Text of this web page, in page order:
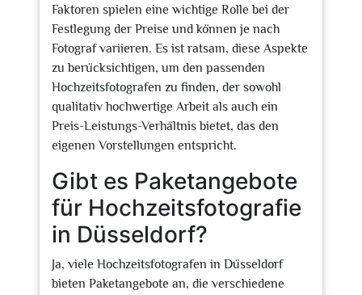
Faktoren spielen eine wichtige Rolle bei der
Festlegung der Preise und können je nach
Fotograf variieren. Es ist ratsam, diese Aspekte
zu berücksichtigen, um den passenden
Hochzeitsfotografen zu finden, der sowohl
qualitativ hochwertige Arbeit als auch ein
Preis-Leistungs-Verhältnis bietet, das den
eigenen Vorstellungen entspricht.
Gibt es Paketangebote
für Hochzeitsfotografie
in Düsseldorf?
Ja, viele Hochzeitsfotografen in Düsseldorf
bieten Paketangebote an, die verschiedene